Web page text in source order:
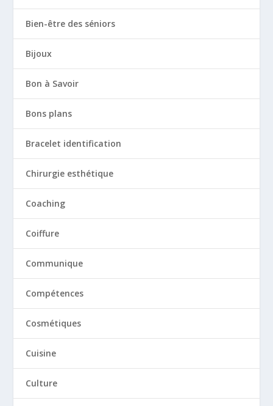
Bien-être des séniors
Bijoux
Bon à Savoir
Bons plans
Bracelet identification
Chirurgie esthétique
Coaching
Coiffure
Communique
Compétences
Cosmétiques
Cuisine
Culture